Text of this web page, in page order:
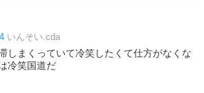
いんそい.cda
しまくっていて冷笑したくて仕方がなくな
冷笑国道だ